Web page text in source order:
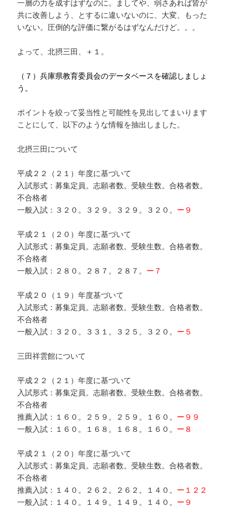
一層の力を成すはずなのに。ましてや、弱さあれば皆が
共に改善しよう、とするに違いないのに、大変、もった
いない。圧倒的な評価に繋がるはずなんだけど。。。
よって、北摂三田、＋１。
（７）兵庫県教育委員会のデータベースを確認しましょ
う。
ポイントを絞って妥当性と可能性を見出してまいります
ことにして、以下のような情報を抽出しました。
北摂三田について
平成２２（２１）年度に基づいて
入試形式：募集定員。志願者数。受験生数。合格者数。
不合格者
一般入試：３２０。３２９。３２９。３２０。 ー９
平成２１（２０）年度に基づいて
入試形式：募集定員。志願者数。受験生数。合格者数。
不合格者
一般入試：２８０。２８７。２８７。 ー７
平成２０（１９）年度基づいて
入試形式：募集定員。志願者数。受験生数。合格者数。
不合格者
一般入試：３２０。３３１。３２５。３２０。 ー５
三田祥雲館について
平成２２（２１）年度に基づいて
入試形式：募集定員。志願者数。受験生数。合格者数。
不合格者
推薦入試：１６０。２５９。２５９。１６０。 ー９９
一般入試：１６０。１６８。１６８。１６０。 ー８
平成２１（２０）年度に基づいて
入試形式：募集定員。志願者数。受験生数。合格者数。
不合格者
推薦入試：１４０。２６２。２６２。１４０。 ー１２２
一般入試：１４０。１４９。１４９。１４０。 ー９